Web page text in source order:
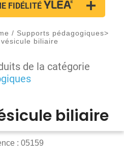
FIDÉLITÉ
/ Supports pédagogiques>
biliaire
de la catégorie
biliaire
: 05159